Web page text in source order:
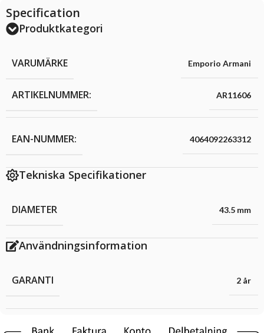
Specification
Produktkategori
VARUMÄRKE Emporio Armani
ARTIKELNUMMER: AR11606
EAN-NUMMER: 4064092263312
Tekniska Specifikationer
DIAMETER 43.5 mm
Användningsinformation
GARANTI 2 år